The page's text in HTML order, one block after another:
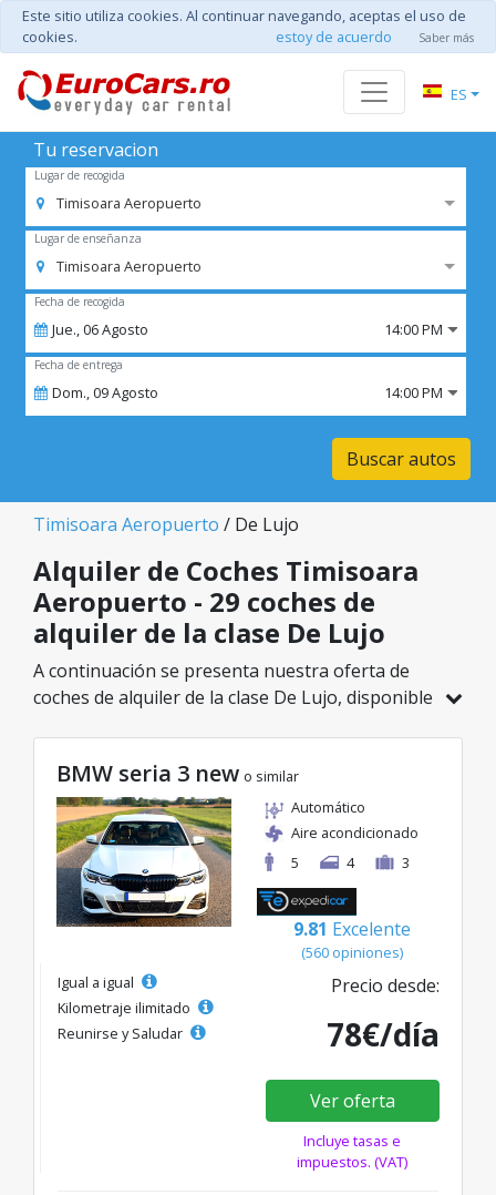
Este sitio utiliza cookies. Al continuar navegando, aceptas el uso de
cookies.
estoy de acuerdo Saber más
ES
Tu reservacion
Lugar de recogida
Timisoara Aeropuerto
Lugar de enseñanza
Timisoara Aeropuerto
Fecha de recogida
Jue.,06Agosto 14:00 PM
Fecha de entrega
Dom.,09Agosto 14:00 PM
Buscar autos
Timisoara Aeropuerto / De Lujo
Alquiler de Coches Timisoara
Aeropuerto - 29 coches de
alquiler de la clase De Lujo
A continuación se presenta nuestra oferta de
coches de alquiler de la clase De Lujo, disponible
modelo ideal de la categoría seleccionada, con
tarifas excelentes desde solo 45€/día.
BMW seria 3 new o similar
Automático
Aire acondicionado
5
4 3
9.81 Excelente
(560 opiniones)
Igual a igual
Kilometraje ilimitado
Reunirse y Saludar
Precio desde:
78€/día
Ver oferta
Incluye tasas e
impuestos. (VAT)